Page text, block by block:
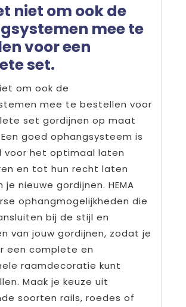
niet om ook de
mee te
voor een
set.
om ook de
mee te bestellen voor
set gordijnen op maat
Een goed ophangsysteem is
voor het optimaal laten
en tot hun recht laten
je nieuwe gordijnen. HEMA
ophangmogelijkheden die
bij de stijl en
van jouw gordijnen, zodat je
een complete en
raamdecoratie kunt
Maak je keuze uit
soorten rails, roedes of